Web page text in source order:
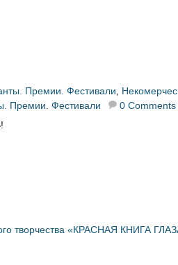
Премии. Фестивали
Премии. Фестивали
0 Comments
творчества «КРАСНАЯ КНИГА